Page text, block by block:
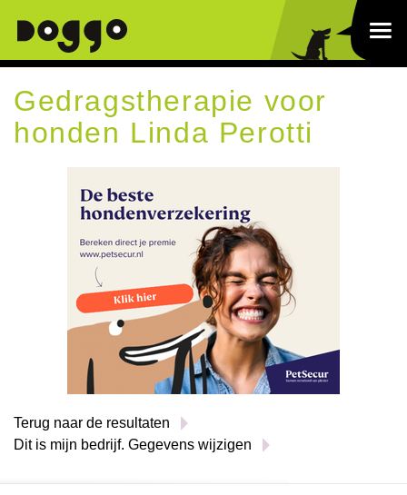
Gedragstherapie voor
honden Linda Perotti
Terug naar de resultaten
Dit is mijn bedrijf. Gegevens wijzigen